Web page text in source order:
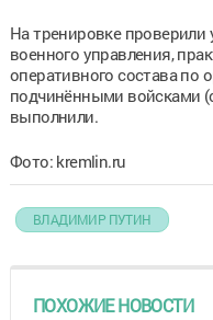
На тренировке проверили
военного управления,
оперативного состава по
подчинёнными войсками
выполнили.
Фото: kremlin.ru
ВЛАДИМИР ПУТИН
ПОХОЖИЕ НОВОСТИ